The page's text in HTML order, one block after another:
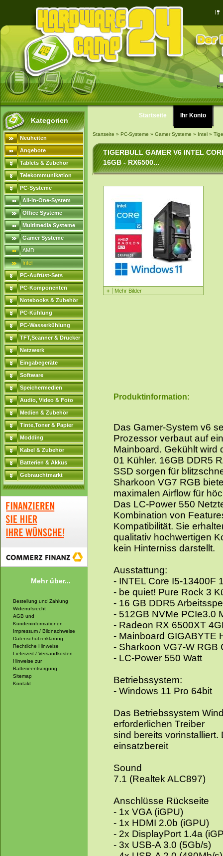
Kategorien
Neuheiten
Angebote
Tablets & Zubehör
Telekommunikation
PC-Systeme
All-in-One-System
Office Systeme
Multimedia Systeme
Gamer Systeme
AMD
Intel
PC-Aufrüst-Sets
PC-Komponenten
Notebooks & Zubehör
PC-Kühlung
PC-Wasserkühlung
TFT,Scanner & Drucker
Netzwerk
Eingabegeräte
Software
Speichermedien
Audio, Video & Foto
Medien & Zubehör
Tinte,Toner & Papier
Modding
Kabel & Zubehör
Batterien & Akkus
Gebrauchtmarkt
Mehr über...
Bestellung und Zahlung
Widerrufsrecht
AGB und
Kundeninformationen
Impressum / Bildnachweise
Datenschutzerklärung
Rechtliche Hinweise
Lieferzeit / Versandkosten
Hinweise zur
Batterieentsorgung
Sitemap
Kontakt
Startseite Ihr Konto
Startseite » PC-Systeme » Gamer Systeme » Intel »
TIGERBULL GAMER V6 INTEL
16GB - RX6500...
+ Mehr Bilder
Produktinformation:
Das Gamer-System v6
Prozessor verbaut auf
Mainboard. Gekühlt wird
01 Kühler. 16GB DDR5
SSD sorgen für
Sharkoon VG7 RGB
maximalen Airflow für
Das LC-Power 550
Kombination von
Kompatibilität. Sie
qualitativ hochwertigen
kein Hinterniss darstellt.
Ausstattung:
- INTEL Core I5-13400F
- be quiet! Pure Rock 3
- 16 GB DDR5
- 512GB NVMe PCIe3.0
- Radeon RX 6500XT
- Mainboard GIGABYTE
- Sharkoon VG7-W RGB
- LC-Power 550 Watt
Betriebssystem:
- Windows 11 Pro 64bit
Das Betriebssystem
erforderlichen Treiber
sind bereits vorinstalliert.
einsatzbereit
Sound
7.1 (Realtek ALC897)
Anschlüsse Rückseite
- 1x VGA (iGPU)
- 1x HDMI 2.0b (iGPU)
- 2x DisplayPort 1.4a
- 3x USB-A 3.0 (5Gb/s)